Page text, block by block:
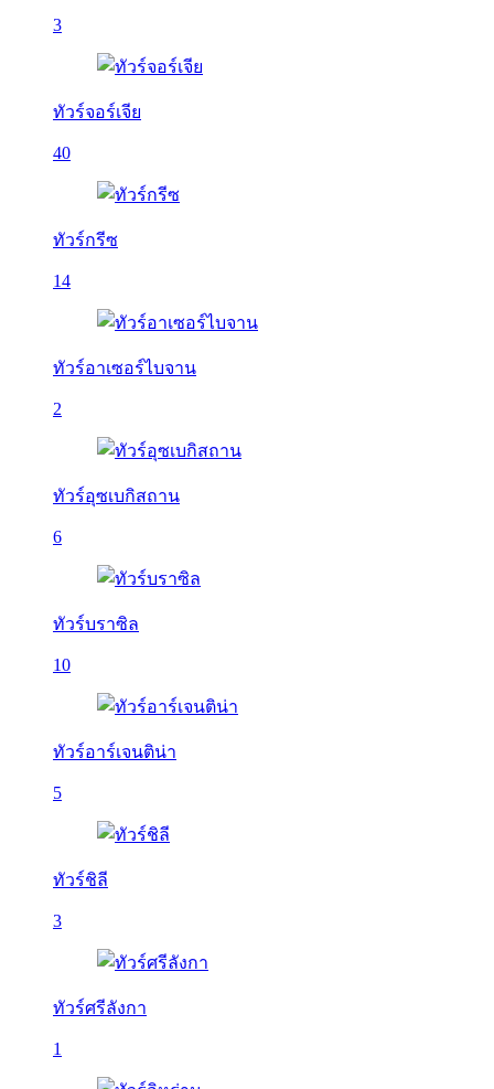
3
ทัวร์จอร์เจีย
40
ทัวร์กรีซ
14
ทัวร์อาเซอร์ไบจาน
2
ทัวร์อุซเบกิสถาน
6
ทัวร์บราซิล
10
ทัวร์อาร์เจนติน่า
5
ทัวร์ชิลี
3
ทัวร์ศรีลังกา
1